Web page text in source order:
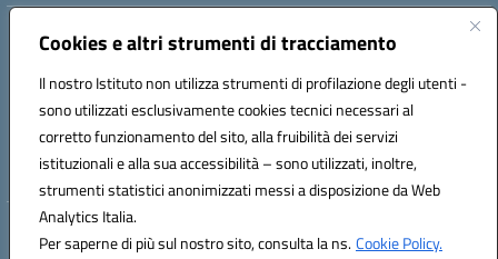
Cookies e altri strumenti di tracciamento
Il nostro Istituto non utilizza strumenti di profilazione degli utenti -
sono utilizzati esclusivamente cookies tecnici necessari al
corretto funzionamento del sito, alla fruibilità dei servizi
istituzionali e alla sua accessibilità – sono utilizzati, inoltre,
strumenti statistici anonimizzati messi a disposizione da Web
Analytics Italia.
Per saperne di più sul nostro sito, consulta la ns.Cookie Policy.
Indirizzo:Corso Fornari, 1 - 70056 Molfetta
Posta elettronica certificata (PEC):BARH04000D@pec.istruzione.it
Codice fiscale: 93249230728
Codice meccanografico: BARH04000D
Hosting & Powered by 3D Solution S.r.l.